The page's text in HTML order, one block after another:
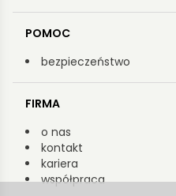
POMOC
bezpieczeństwo
FIRMA
o nas
kontakt
kariera
współpraca